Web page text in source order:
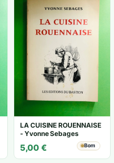
LA CUISINE ROUENNAISE
- Yvonne Sebages
5,00 € Bom